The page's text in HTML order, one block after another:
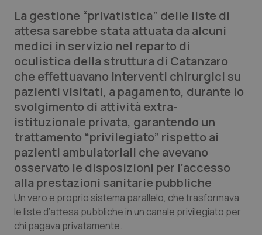
QS Pro
Professionisti Sanitari.AI
Abruzzo
Basilicata
Calabria
Campania
Emilia-Romagna
Friuli Venezia Giulia
QS Pro Gold
Artrite & artrosi
Asma & BPCO
Car-T
Colesterolo & coronaropatie
Dermatite Atopica
QS Club Newsletter
La gestione “privatistica” delle liste di
attesa sarebbe stata attuata da alcuni
medici in servizio nel reparto di
oculistica della struttura di Catanzaro
che effettuavano interventi chirurgici su
pazienti visitati, a pagamento, durante lo
svolgimento di attività extra-
istituzionale privata, garantendo un
trattamento “privilegiato” rispetto ai
pazienti ambulatoriali che avevano
osservato le disposizioni per l’accesso
alla prestazioni sanitarie pubbliche
Un vero e proprio sistema parallelo, che trasformava
le liste d’attesa pubbliche in un canale privilegiato per
chi pagava privatamente.